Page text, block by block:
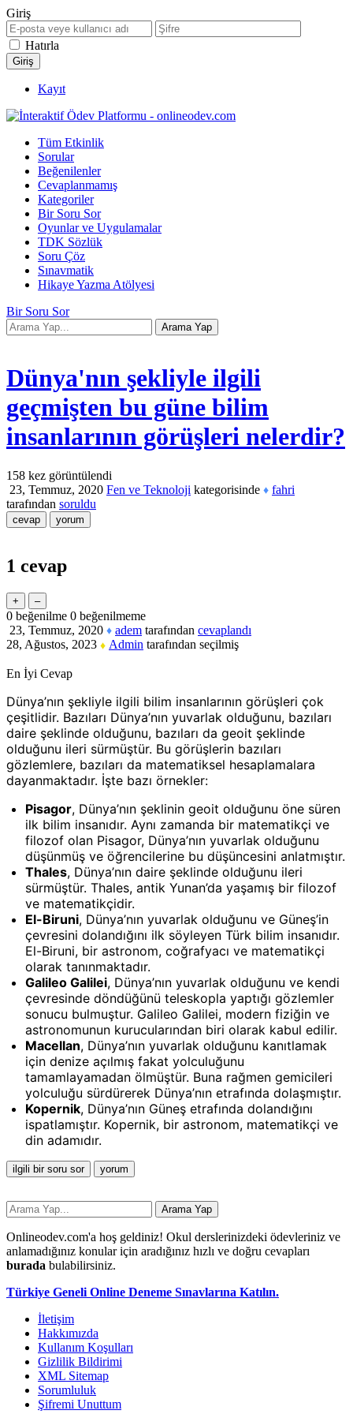
Giriş
Hatırla
Kayıt
Tüm Etkinlik
Sorular
Beğenilenler
Cevaplanmamış
Kategoriler
Bir Soru Sor
Oyunlar ve Uygulamalar
TDK Sözlük
Soru Çöz
Sınavmatik
Hikaye Yazma Atölyesi
Bir Soru Sor
Dünya'nın şekliyle ilgili
geçmişten bu güne bilim
insanlarının görüşleri nelerdir?
158 kez görüntülendi
23, Temmuz, 2020 Fen ve Teknoloji kategorisinde ♦ fahri
tarafından soruldu
1 cevap
0 beğenilme 0 beğenilmeme
23, Temmuz, 2020 ♦ adem tarafından cevaplandı
28, Ağustos, 2023 ♦ Admin tarafından seçilmiş
En İyi Cevap
Dünya’nın şekliyle ilgili bilim insanlarının görüşleri çok
çeşitlidir. Bazıları Dünya’nın yuvarlak olduğunu, bazıları
daire şeklinde olduğunu, bazıları da geoit şeklinde
olduğunu ileri sürmüştür. Bu görüşlerin bazıları
gözlemlere, bazıları da matematiksel hesaplamalara
dayanmaktadır. İşte bazı örnekler:
Pisagor, Dünya’nın şeklinin geoit olduğunu öne süren
ilk bilim insanıdır. Aynı zamanda bir matematikçi ve
filozof olan Pisagor, Dünya’nın yuvarlak olduğunu
düşünmüş ve öğrencilerine bu düşüncesini anlatmıştır.
Thales, Dünya’nın daire şeklinde olduğunu ileri
sürmüştür. Thales, antik Yunan’da yaşamış bir filozof
ve matematikçidir.
El-Biruni, Dünya’nın yuvarlak olduğunu ve Güneş’in
çevresini dolandığını ilk söyleyen Türk bilim insanıdır.
El-Biruni, bir astronom, coğrafyacı ve matematikçi
olarak tanınmaktadır.
Galileo Galilei, Dünya’nın yuvarlak olduğunu ve kendi
çevresinde döndüğünü teleskopla yaptığı gözlemler
sonucu bulmuştur. Galileo Galilei, modern fiziğin ve
astronomunun kurucularından biri olarak kabul edilir.
Macellan, Dünya’nın yuvarlak olduğunu kanıtlamak
için denize açılmış fakat yolculuğunu
tamamlayamadan ölmüştür. Buna rağmen gemicileri
yolculuğu sürdürerek Dünya’nın etrafında dolaşmıştır.
Kopernik, Dünya’nın Güneş etrafında dolandığını
ispatlamıştır. Kopernik, bir astronom, matematikçi ve
din adamıdır.
Onlineodev.com'a hoş geldiniz! Okul derslerinizdeki ödevleriniz ve
anlamadığınız konular için aradığınız hızlı ve doğru cevapları
burada bulabilirsiniz.
Türkiye Geneli Online Deneme Sınavlarına Katılın.
İletişim
Hakkımızda
Kullanım Koşulları
Gizlilik Bildirimi
XML Sitemap
Sorumluluk
Şifremi Unuttum